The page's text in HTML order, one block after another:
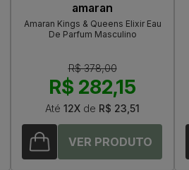
amaran
Amaran Kings & Queens Elixir Eau
De Parfum Masculino
R$ 378,00
R$ 282,15
Até 12X de R$ 23,51